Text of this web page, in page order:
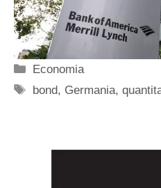
Categorie
Economia
Tag
bond, Germania,